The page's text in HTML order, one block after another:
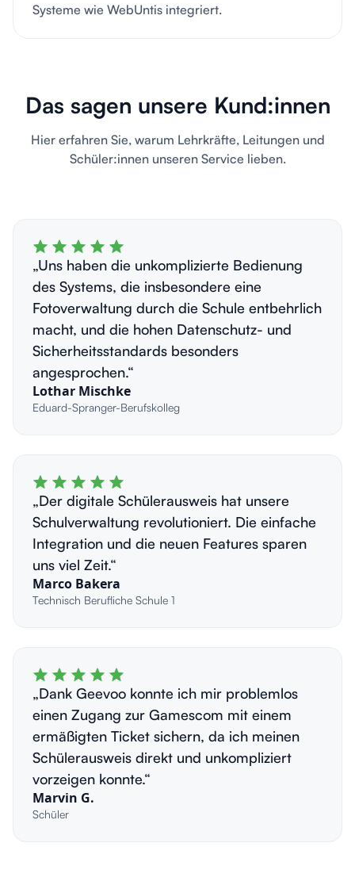
Systeme wie WebUntis integriert.
Das sagen unsere Kund:innen
Hier erfahren Sie, warum Lehrkräfte, Leitungen und
Schüler:innen unseren Service lieben.
„Uns haben die unkomplizierte Bedienung
des Systems, die insbesondere eine
Fotoverwaltung durch die Schule entbehrlich
macht, und die hohen Datenschutz- und
Sicherheitsstandards besonders
angesprochen.“
Lothar Mischke
Eduard-Spranger-Berufskolleg
„Der digitale Schülerausweis hat unsere
Schulverwaltung revolutioniert. Die einfache
Integration und die neuen Features sparen
uns viel Zeit.“
Marco Bakera
Technisch Berufliche Schule 1
„Dank Geevoo konnte ich mir problemlos
einen Zugang zur Gamescom mit einem
ermäßigten Ticket sichern, da ich meinen
Schülerausweis direkt und unkompliziert
vorzeigen konnte.“
Marvin G.
Schüler